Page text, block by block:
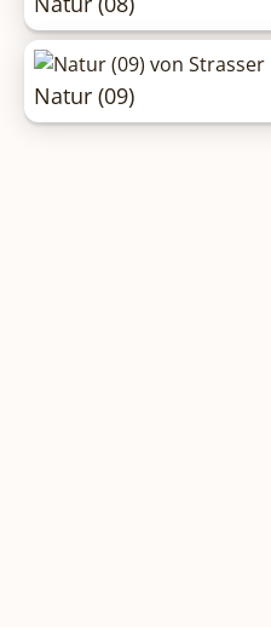
Natur (09)